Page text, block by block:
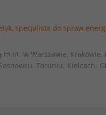
specjalista do spraw
w Warszawie, Krakowie,
Toruniu, Kielcach,